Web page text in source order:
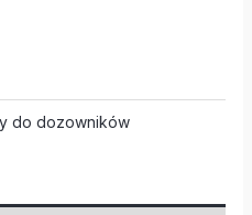
do dozowników